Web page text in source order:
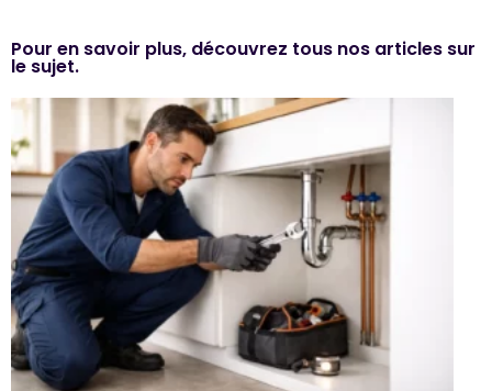
Pour en savoir plus, découvrez tous nos articles sur
le sujet.